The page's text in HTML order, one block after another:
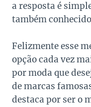
a resposta é
também
Felizmente esse
opção cada vez
por moda que
de marcas
destaca por ser o